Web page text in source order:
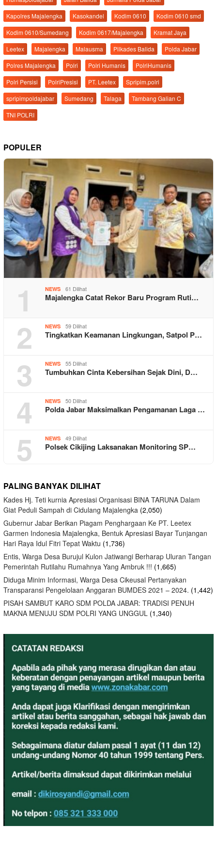
Kapolres Majalengka
Kasokandel Kodim 0610
Kodim 0610 smd
Kodim 0610/Sumedang
Kodim 0617/Majalengka
Kramat Jaya
Leetex
Majalengka Malausma Pilkades Balida
Polda Jabar
Polres Majalengka
Polri Polri Humanis
PolriHumanis
Polri Persisi
PolriPresisi PT. Leetex
Spripim.polri
spripimpoldajabar
Sumedang Talaga
Tambang Galian C
TNI POLRI
POPULER
1 NEWS 61 Dilihat
Majalengka Catat Rekor Baru Program Ruti…
2 NEWS 59 Dilihat
Tingkatkan Keamanan Lingkungan, Satpol P…
3 NEWS 55 Dilihat
Tumbuhkan Cinta Kebersihan Sejak Dini, D…
4 NEWS 50 Dilihat
Polda Jabar Maksimalkan Pengamanan Laga …
5 NEWS 49 Dilihat
Polsek Cikijing Laksanakan Monitoring SP…
PALING BANYAK DILIHAT
Kades Hj. Teti kurnia Apresiasi Organisasi BINA TARUNA Dalam
Giat Peduli Sampah di Cidulang Majalengka (2,050)
Gubernur Jabar Berikan Piagam Penghargaan Ke PT. Leetex
Garmen Indonesia Majalengka, Bentuk Apresiasi Bayar Tunjangan
Hari Raya Idul Fitri Tepat Waktu (1,736)
Entis, Warga Desa Burujul Kulon Jatiwangi Berharap Uluran Tangan
Pemerintah Rutilahu Rumahnya Yang Ambruk !!! (1,665)
Diduga Minim Informasi, Warga Desa Cikeusal Pertanyakan
Transparansi Pengelolaan Anggaran BUMDES 2021 – 2024. (1,442)
PISAH SAMBUT KARO SDM POLDA JABAR: TRADISI PENUH
MAKNA MENUJU SDM POLRI YANG UNGGUL (1,340)